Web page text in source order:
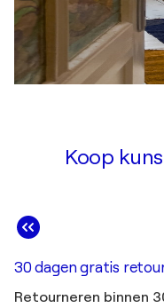
Koop
30 dagen gratis
Retourneren binnen